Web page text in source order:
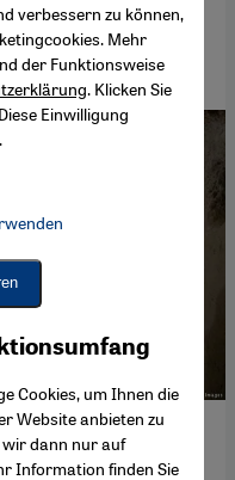
die
Cookies, um Ihnen die
Website anbieten zu
dann nur auf
Information finden Sie
verbessern zu können,
Mehr
der Funktionsweise
. Klicken Sie
Einwilligung
Google Maps Embed,